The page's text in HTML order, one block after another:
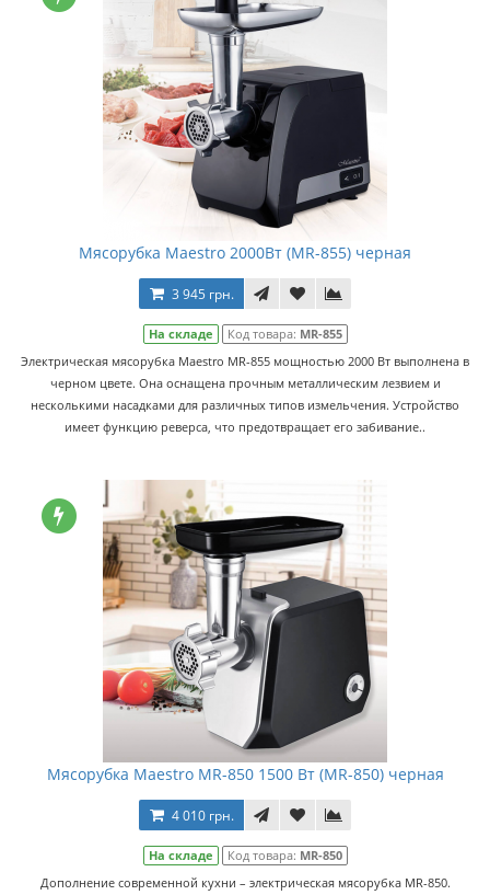
Мясорубка Maestro 2000Вт (MR-855) черная
3 945 грн.
На складе Код товара: MR-855
Электрическая мясорубка Maestro MR-855 мощностью 2000 Вт выполнена в
черном цвете. Она оснащена прочным металлическим лезвием и
несколькими насадками для различных типов измельчения. Устройство
имеет функцию реверса, что предотвращает его забивание..
Мясорубка Maestro MR-850 1500 Вт (MR-850) черная
4 010 грн.
На складе Код товара: MR-850
Дополнение современной кухни – электрическая мясорубка MR-850.